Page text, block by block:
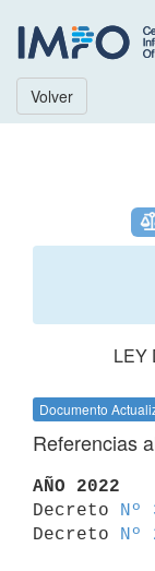
Volver
LEY
Documento
Referencias
AÑO 2022
Decreto
Nº
Decreto
Nº